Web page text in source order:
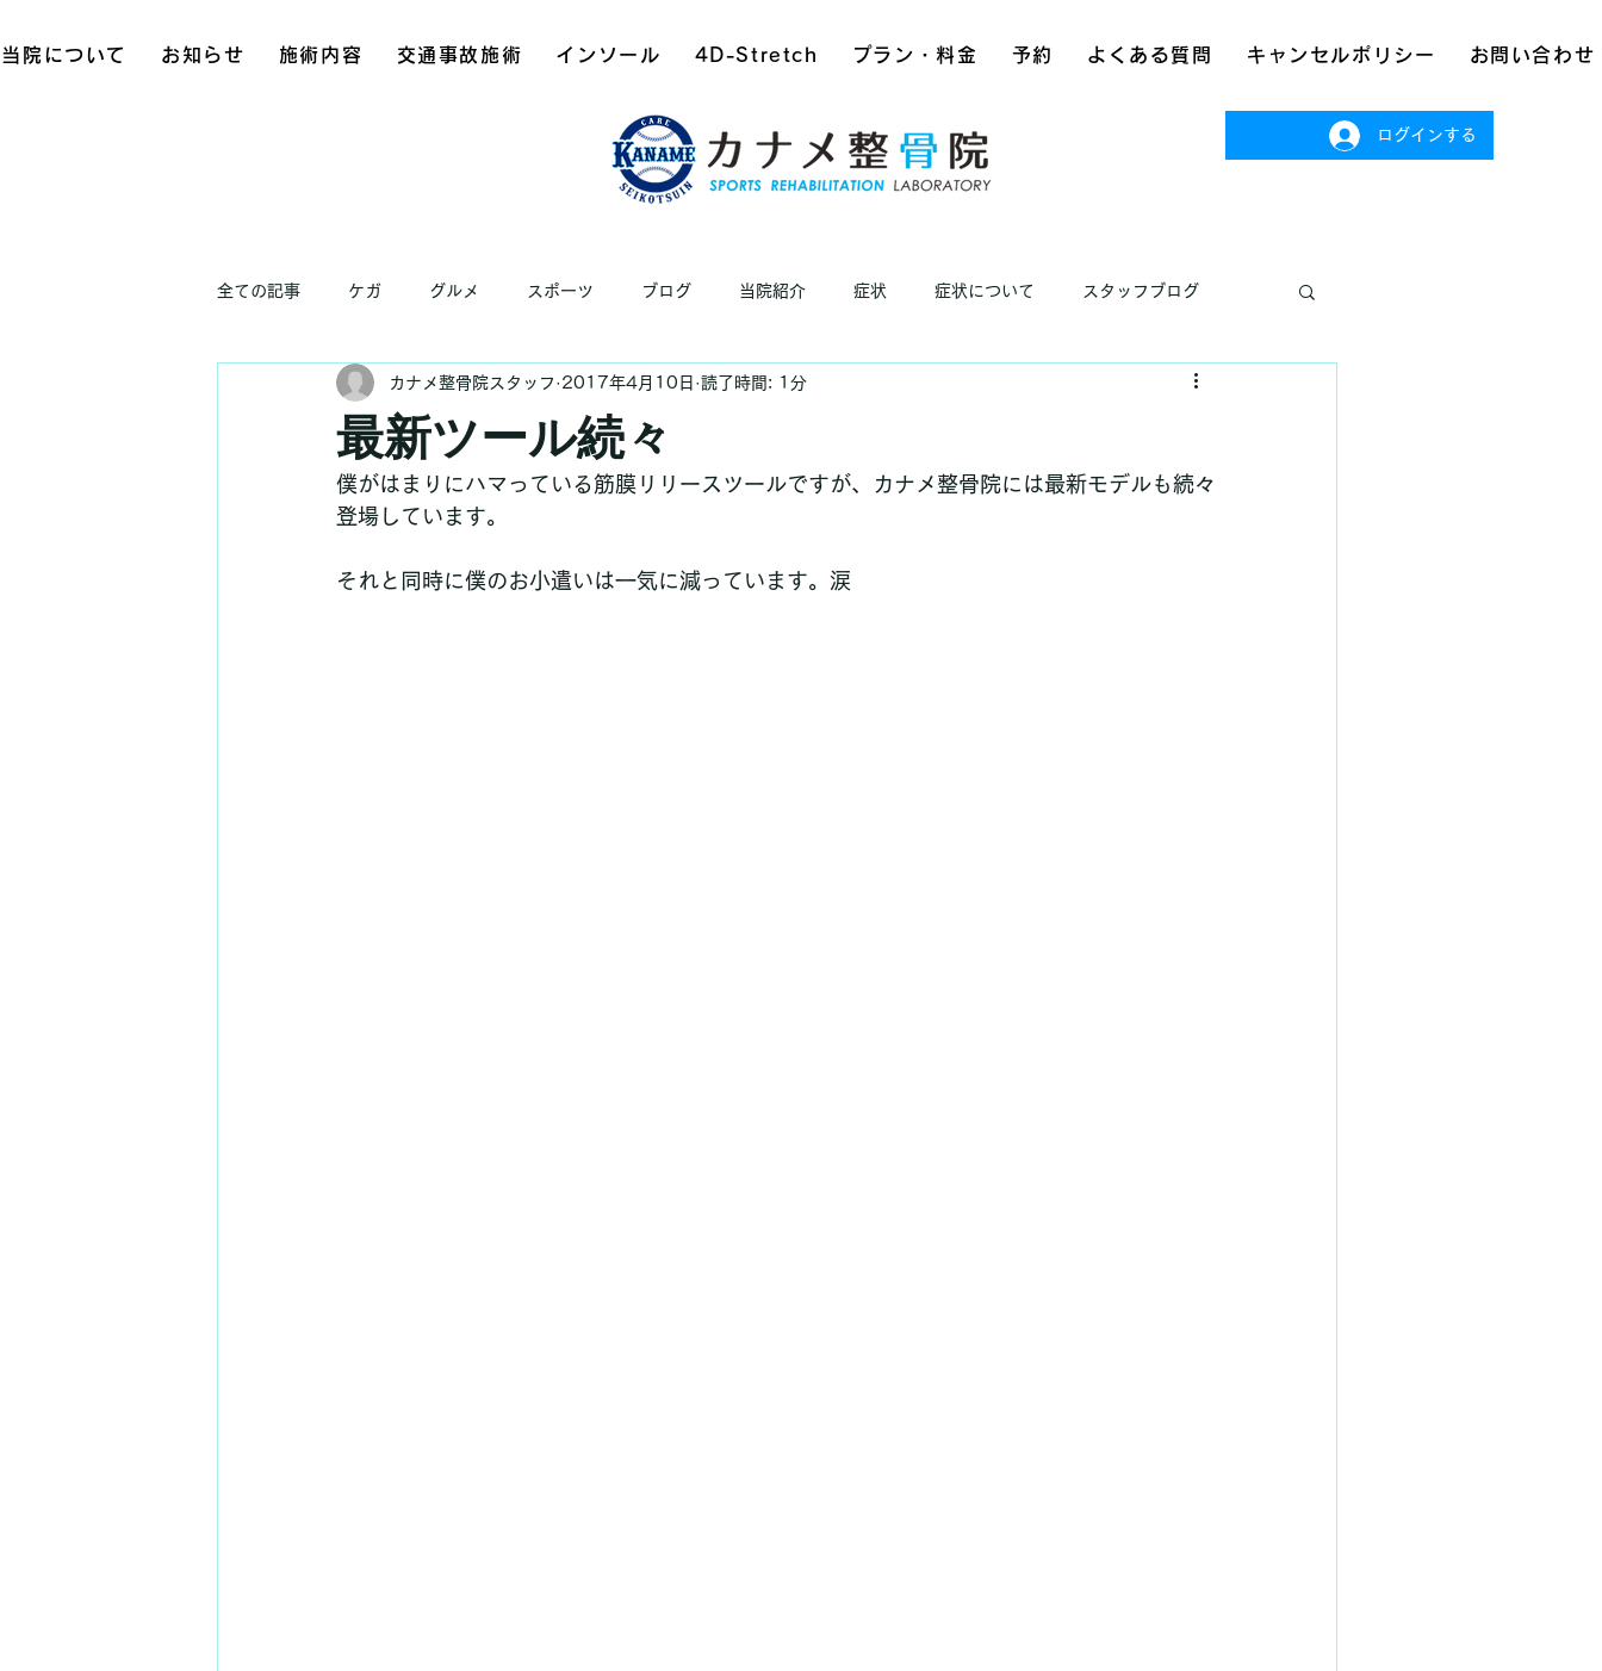
当院について お知らせ 施術内容 交通事故施術 インソール 4D-Stretch プラン・料金 予約 よくある質問 キャンセルポリシー お問い合わせ
ログインする
全ての記事 ケガ グルメ スポーツ ブログ 当院紹介 症状 症状について スタッフブログ
最新ツール続々
カナメ整骨院スタッフ 2017年4月10日 読了時間: 1分
僕がはまりにハマっている筋膜リリースツールですが、カナメ整骨院には最新モデルも続々
登場しています。
それと同時に僕のお小遣いは一気に減っています。涙